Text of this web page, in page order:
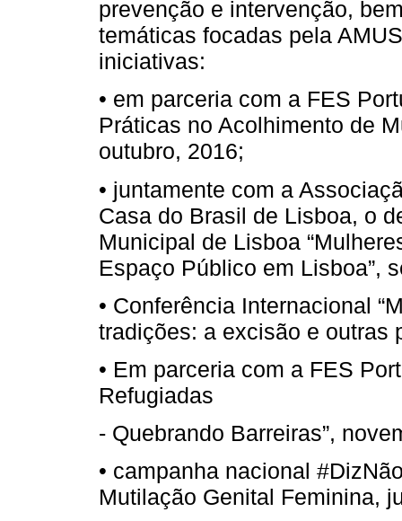
prevenção e intervenção,
temáticas focadas pela
iniciativas:
• em parceria com a FES
Práticas no Acolhimento de
outubro, 2016;
• juntamente com a
Casa do Brasil de Lisboa, o
Municipal de Lisboa
Espaço Público em Lisboa”,
• Conferência Internacional
tradições: a excisão e outras
• Em parceria com a FES
Refugiadas
- Quebrando Barreiras”,
• campanha nacional
Mutilação Genital Feminina,